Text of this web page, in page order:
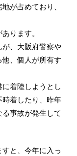
が占めており、
ります。
、大阪府警察や
、個人が所有す
着陸しようとし
着したり、昨年
事故が発生して
と、今年に入っ